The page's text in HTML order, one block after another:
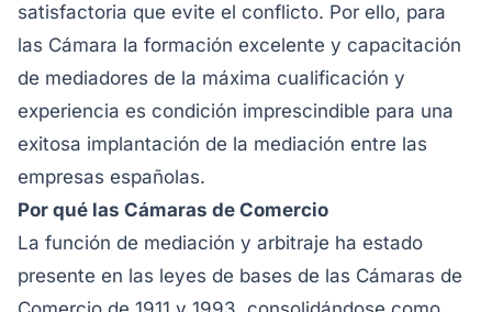
satisfactoria que evite el conflicto. Por ello, para
las Cámara la formación excelente y capacitación
de mediadores de la máxima cualificación y
experiencia es condición imprescindible para una
exitosa implantación de la mediación entre las
empresas españolas.
Por qué las Cámaras de Comercio
La función de mediación y arbitraje ha estado
presente en las leyes de bases de las Cámaras de